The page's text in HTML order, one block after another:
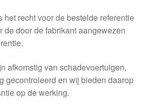
het recht voor de bestelde referentie
de door de fabrikant aangewezen
afkomstig van schadevoertuigen,
gecontroleerd en wij bieden daarop
op de werking.